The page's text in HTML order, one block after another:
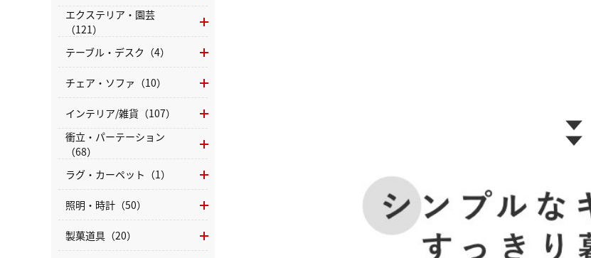
エクステリア・園芸
（121）
テーブル・デスク（4）
チェア・ソファ（10）
インテリア/雑貨（107）
衝立・パーテーション
（68）
ラグ・カーペット（1）
照明・時計（50）
製菓道具（20）